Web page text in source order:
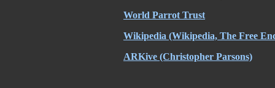
World Parrot Trust
Wikipedia (Wikipedia, The Free
ARKive (Christopher Parsons)